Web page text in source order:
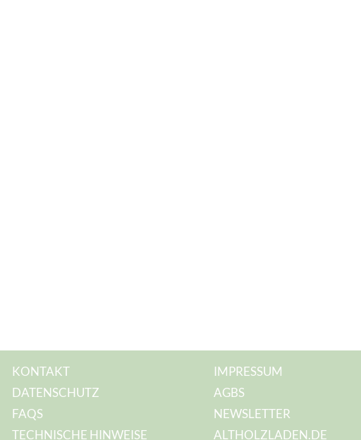
KONTAKT
DATENSCHUTZ
FAQS
TECHNISCHE HINWEISE
IMPRESSUM
AGBS
NEWSLETTER
ALTHOLZLADEN.DE